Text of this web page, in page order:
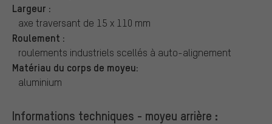
Largeur :
axe traversant de 15 x 110 mm
Roulement :
roulements industriels scellés à auto-alignement
Matériau du corps de moyeu:
aluminium
Informations techniques - moyeu arrière :